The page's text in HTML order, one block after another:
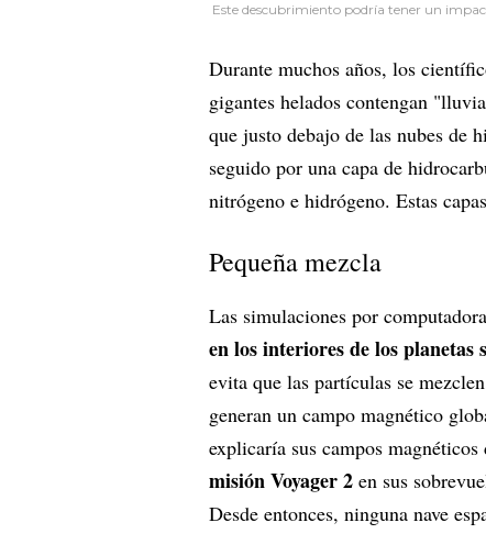
Este descubrimiento podría tener un
Durante muchos años, los
gigantes helados contengan
que justo debajo de las nubes de
seguido por una capa de
nitrógeno e hidrógeno. Estas
Pequeña mezcla
Las simulaciones por
en los interiores de los
evita que las partículas se
generan un campo magnético
explicaría sus campos
misión Voyager 2 en sus
Desde entonces, ninguna nave